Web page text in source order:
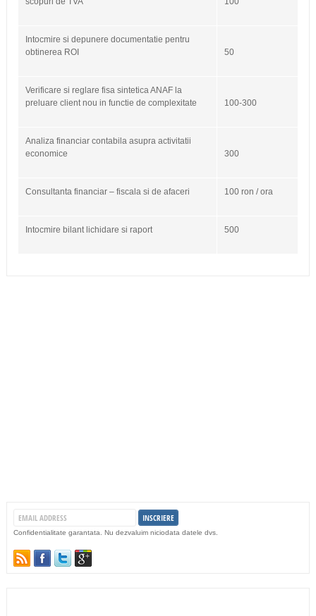
Intocmire si depunere documentatie pentru
obtinerea ROI
50
Verificare si reglare fisa sintetica ANAF la
preluare client nou in functie de complexitate
100-300
Analiza financiar contabila asupra activitatii
economice
300
Consultanta financiar – fiscala si de afaceri 100 ron / ora
Intocmire bilant lichidare si raport 500
Confidentialitate garantata. Nu dezvaluim niciodata datele dvs.